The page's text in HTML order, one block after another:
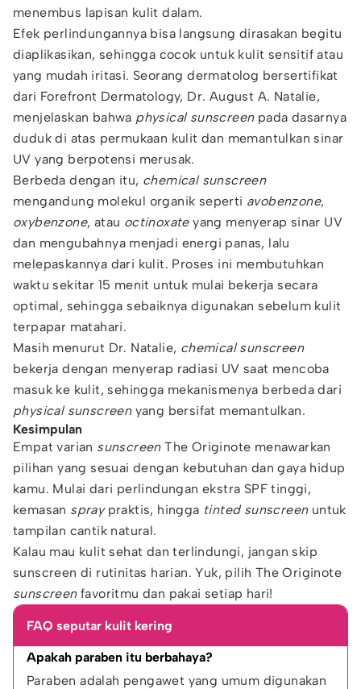
menembus lapisan kulit dalam.
Efek perlindungannya bisa langsung dirasakan begitu
diaplikasikan, sehingga cocok untuk kulit sensitif atau
yang mudah iritasi. Seorang dermatolog bersertifikat
dari Forefront Dermatology, Dr. August A. Natalie,
menjelaskan bahwa physical sunscreenpada dasarnya
duduk di atas permukaan kulit dan memantulkan sinar
UV yang berpotensi merusak.
Berbeda dengan itu, chemical sunscreen
mengandung molekul organik seperti avobenzone,
oxybenzone, atau octinoxateyang menyerap sinar UV
dan mengubahnya menjadi energi panas, lalu
melepaskannya dari kulit. Proses ini membutuhkan
waktu sekitar 15 menit untuk mulai bekerja secara
optimal, sehingga sebaiknya digunakan sebelum kulit
terpapar matahari.
Masih menurut Dr. Natalie, chemical sunscreen
bekerja dengan menyerap radiasi UV saat mencoba
masuk ke kulit, sehingga mekanismenya berbeda dari
physical sunscreenyang bersifat memantulkan.
Kesimpulan
Empat varian sunscreenThe Originote menawarkan
pilihan yang sesuai dengan kebutuhan dan gaya hidup
kamu. Mulai dari perlindungan ekstra SPF tinggi,
kemasan spraypraktis, hingga tinted sunscreenuntuk
tampilan cantik natural.
Kalau mau kulit sehat dan terlindungi, jangan skip
sunscreen di rutinitas harian. Yuk, pilih The Originote
sunscreen favoritmu dan pakai setiap hari!
FAQ seputar kulit kering
Apakah paraben itu berbahaya?
Paraben adalah pengawet yang umum digunakan